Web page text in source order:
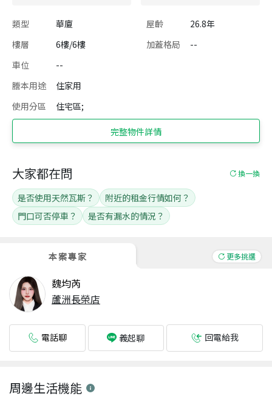
類型 華廈 屋齡
26.8年
樓層
6樓/6樓 加蓋格局
--
車位
--
謄本用途
住家用
使用分區
住宅區;
完整物件詳情
本案專家 更多挑選
魏均芮
蘆洲長榮店
電話聊 義起聊 回電給我
大家都在問 換一換
是否使用天然瓦斯？
附近的租金行情如何？
門口可否停車？
是否有漏水的情況？
周邊生活機能